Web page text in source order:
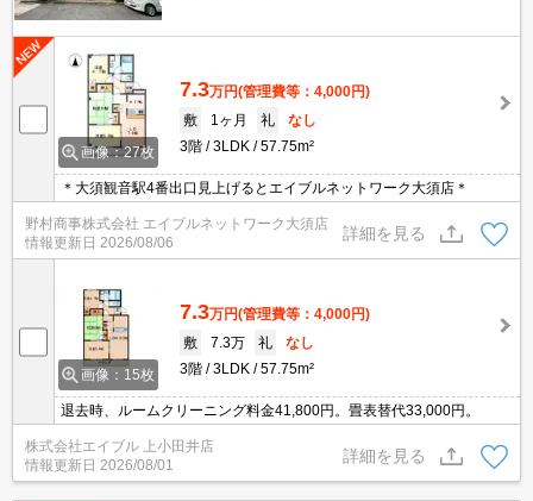
画像：27枚
7.3万円(管理費等：4,000円)
敷
1ヶ月 礼
なし
3階
3LDK 57.75m²
＊大須観音駅4番出口見上げるとエイブルネットワーク大須店＊
野村商事株式会社 エイブルネットワーク大須店
情報更新日 2026/08/06
詳細を見る
画像：15枚
7.3万円(管理費等：4,000円)
敷
7.3万 礼
なし
3階
3LDK 57.75m²
退去時、ルームクリーニング料金41,800円。畳表替代33,000円。
株式会社エイブル 上小田井店
情報更新日 2026/08/01
詳細を見る